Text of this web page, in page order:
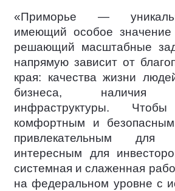
«Приморье —
имеющий особое
решающий масштабные
напрямую зависит от
края: качества жизни
бизнеса, наличия
инфраструктуры.
комфортным и
привлекательным
интересным для
системная и слаженная
на федеральном уровне с